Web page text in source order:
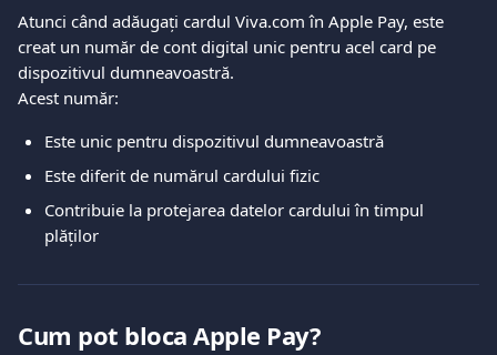
Atunci când adăugați cardul Viva.com în Apple Pay, este
creat un număr de cont digital unic pentru acel card pe
dispozitivul dumneavoastră.
Acest număr:
Este unic pentru dispozitivul dumneavoastră
Este diferit de numărul cardului fizic
Contribuie la protejarea datelor cardului în timpul
plăților
Cum pot bloca Apple Pay?